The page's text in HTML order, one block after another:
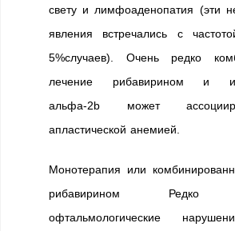
свету и лимфоаденопатия (эти
явления встречались с
5%случаев). Очень редко
лечение рибавирином и
альфа-2b может
апластической анемией.
Монотерапия или
рибавирином Редко
офтальмологические